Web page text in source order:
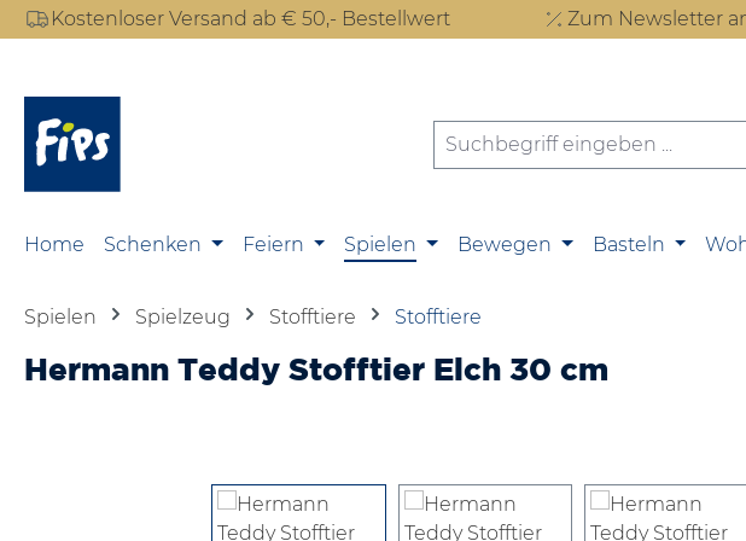
Hauptinhalt springen
Zur Suche springen
Zur Hauptnavigation springen
Kostenloser Versand ab € 50,- Bestellwert Zum Newsletter
Home Schenken Feiern Spielen Bewegen Basteln
Spielen Spielzeug Stofftiere Stofftiere
Hermann Teddy Stofftier Elch 30 cm
Bildergalerie überspringen